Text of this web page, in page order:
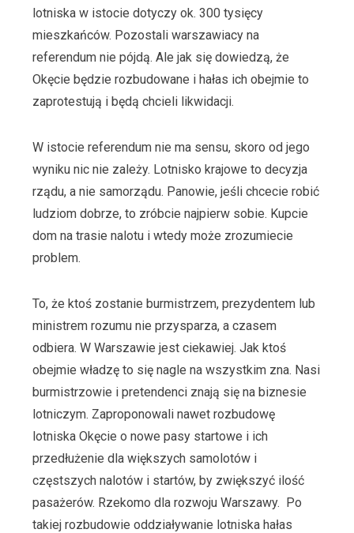
lotniska w istocie dotyczy ok. 300 tysięcy
mieszkańców. Pozostali warszawiacy na
referendum nie pójdą. Ale jak się dowiedzą, że
Okęcie będzie rozbudowane i hałas ich obejmie to
zaprotestują i będą chcieli likwidacji.
W istocie referendum nie ma sensu, skoro od jego
wyniku nic nie zależy. Lotnisko krajowe to decyzja
rządu, a nie samorządu. Panowie, jeśli chcecie robić
ludziom dobrze, to zróbcie najpierw sobie. Kupcie
dom na trasie nalotu i wtedy może zrozumiecie
problem.
To, że ktoś zostanie burmistrzem, prezydentem lub
ministrem rozumu nie przysparza, a czasem
odbiera. W Warszawie jest ciekawiej. Jak ktoś
obejmie władzę to się nagle na wszystkim zna. Nasi
burmistrzowie i pretendenci znają się na biznesie
lotniczym. Zaproponowali nawet rozbudowę
lotniska Okęcie o nowe pasy startowe i ich
przedłużenie dla większych samolotów i
częstszych nalotów i startów, by zwiększyć ilość
pasażerów. Rzekomo dla rozwoju Warszawy. Po
takiej rozbudowie oddziaływanie lotniska hałas